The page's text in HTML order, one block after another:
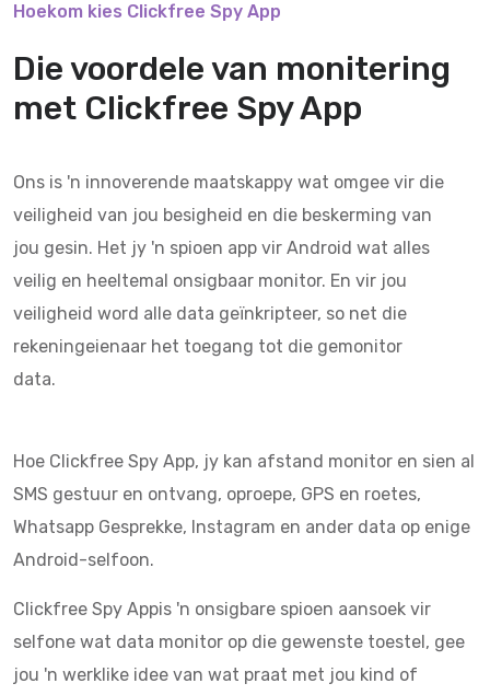
Hoekom kies Clickfree Spy App
Die voordele van monitering
met Clickfree Spy App
Ons is 'n innoverende maatskappy wat omgee vir die
veiligheid van jou besigheid en die beskerming van
jou gesin. Het jy 'n spioen app vir Android wat alles
veilig en heeltemal onsigbaar monitor. En vir jou
veiligheid word alle data geïnkripteer, so net die
rekeningeienaar het toegang tot die gemonitor
data.
Hoe Clickfree Spy App, jy kan afstand monitor en sien al
SMS gestuur en ontvang, oproepe, GPS en roetes,
Whatsapp Gesprekke, Instagram en ander data op enige
Android-selfoon.
Clickfree Spy Appis 'n onsigbare spioen aansoek vir
selfone wat data monitor op die gewenste toestel, gee
jou 'n werklike idee van wat praat met jou kind of